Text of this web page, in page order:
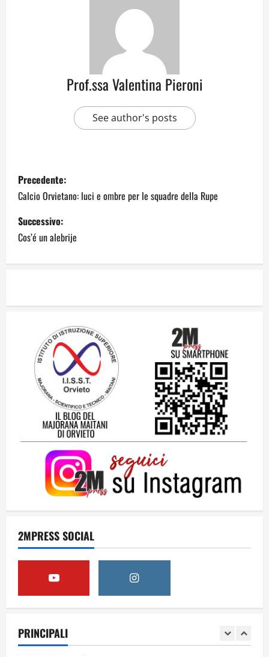
Prof.ssa Valentina Pieroni
See author's posts
Precedente:
Calcio Orvietano: luci e ombre per le squadre della Rupe
Successivo:
Cos’é un alebrije
2MPRESS SOCIAL
PRINCIPALI
2
hanno raccontato il Mondiale 2026
3
Una lettera a te, Ennio, per la tua lunga
passeggiata
23 Luglio 2026
4
16 Luglio 2026
5
15 Luglio 2026
A Sergio, dal ragazzo furbo